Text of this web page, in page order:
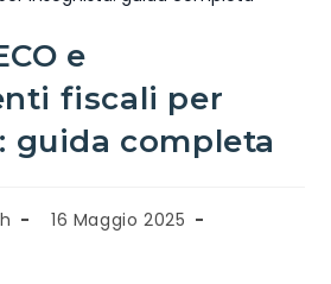
e
fiscali per
guida completa
16 Maggio 2025